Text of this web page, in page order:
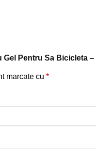
Pentru Sa Bicicleta
marcate cu *